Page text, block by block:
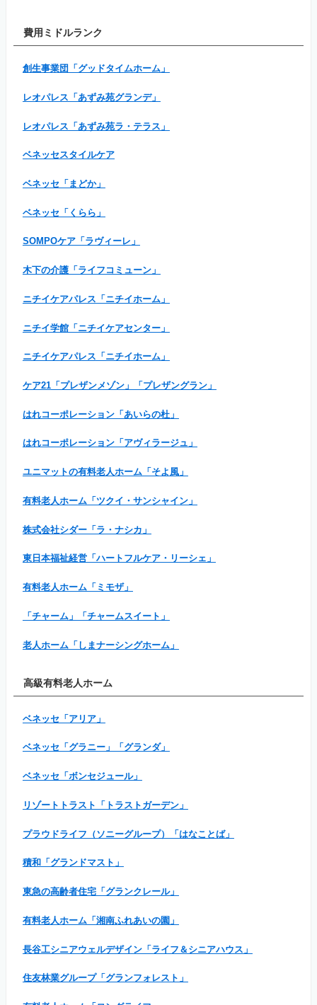
費用ミドルランク
創生事業団「グッドタイムホーム」
レオパレス「あずみ苑グランデ」
レオパレス「あずみ苑ラ・テラス」
ベネッセスタイルケア
ベネッセ「まどか」
ベネッセ「くらら」
SOMPOケア「ラヴィーレ」
木下の介護「ライフコミューン」
ニチイケアパレス「ニチイホーム」
ニチイ学館「ニチイケアセンター」
ニチイケアパレス「ニチイホーム」
ケア21「プレザンメゾン」「プレザングラン」
はれコーポレーション「あいらの杜」
はれコーポレーション「アヴィラージュ」
ユニマットの有料老人ホーム「そよ風」
有料老人ホーム「ツクイ・サンシャイン」
株式会社シダー「ラ・ナシカ」
東日本福祉経営「ハートフルケア・リーシェ」
有料老人ホーム「ミモザ」
「チャーム」「チャームスイート」
老人ホーム「しまナーシングホーム」
高級有料老人ホーム
ベネッセ「アリア」
ベネッセ「グラニー」「グランダ」
ベネッセ「ボンセジュール」
リゾートトラスト「トラストガーデン」
プラウドライフ（ソニーグループ）「はなことば」
積和「グランドマスト」
東急の高齢者住宅「グランクレール」
有料老人ホーム「湘南ふれあいの園」
長谷工シニアウェルデザイン「ライフ＆シニアハウス」
住友林業グループ「グランフォレスト」